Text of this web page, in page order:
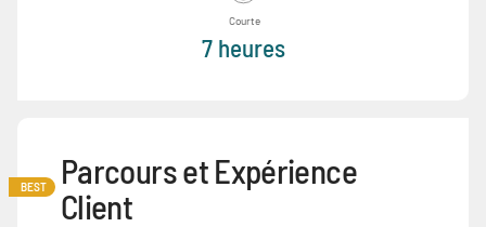
Courte
7 heures
BEST
Parcours et Expérience
Client